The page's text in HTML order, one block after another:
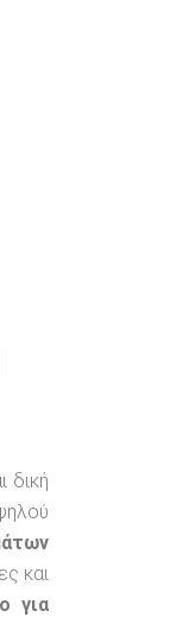
δική
και
για